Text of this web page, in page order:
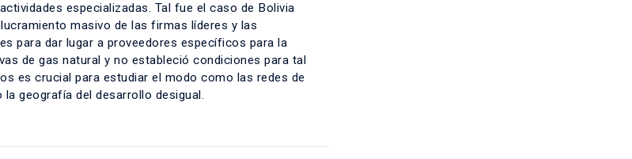
especializadas. Tal fue el caso de Bolivia
masivo de las firmas líderes y las
para dar lugar a proveedores específicos para la
de gas natural y no estableció condiciones para tal
es crucial para estudiar el modo como las redes de
geografía del desarrollo desigual.